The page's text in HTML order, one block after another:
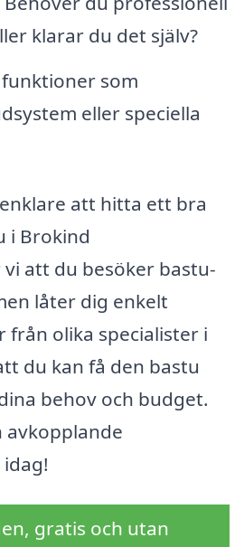
klarar du det själv?
som
eller speciella
att hitta ett bra
i Brokind
att du besöker bastu-
låter dig enkelt
olika specialister i
du kan få den bastu
behov och budget.
avkopplande
gratis och utan